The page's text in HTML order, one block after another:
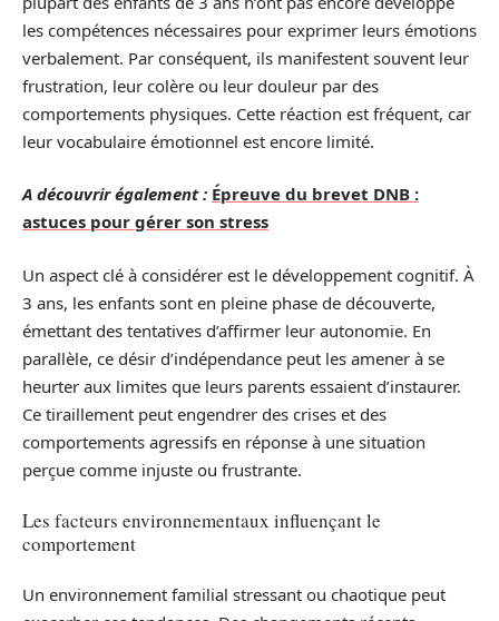
les compétences nécessaires pour exprimer leurs émotions
verbalement. Par conséquent, ils manifestent souvent leur
frustration, leur colère ou leur douleur par des
comportements physiques. Cette réaction est fréquent, car
leur vocabulaire émotionnel est encore limité.
A découvrir également : Épreuve du brevet DNB :
astuces pour gérer son stress
Un aspect clé à considérer est le développement cognitif. À
3 ans, les enfants sont en pleine phase de découverte,
émettant des tentatives d’affirmer leur autonomie. En
parallèle, ce désir d’indépendance peut les amener à se
heurter aux limites que leurs parents essaient d’instaurer.
Ce tiraillement peut engendrer des crises et des
comportements agressifs en réponse à une situation
perçue comme injuste ou frustrante.
Les facteurs environnementaux influençant le
comportement
Un environnement familial stressant ou chaotique peut